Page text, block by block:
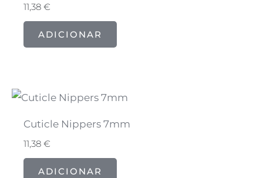
11,38€
ADICIONAR
Cuticle Nippers 7mm
11,38€
ADICIONAR